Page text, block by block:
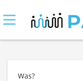
Was?